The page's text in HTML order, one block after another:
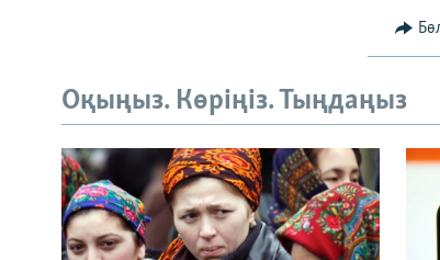
Оқыңыз. Көріңіз. Тыңдаңыз